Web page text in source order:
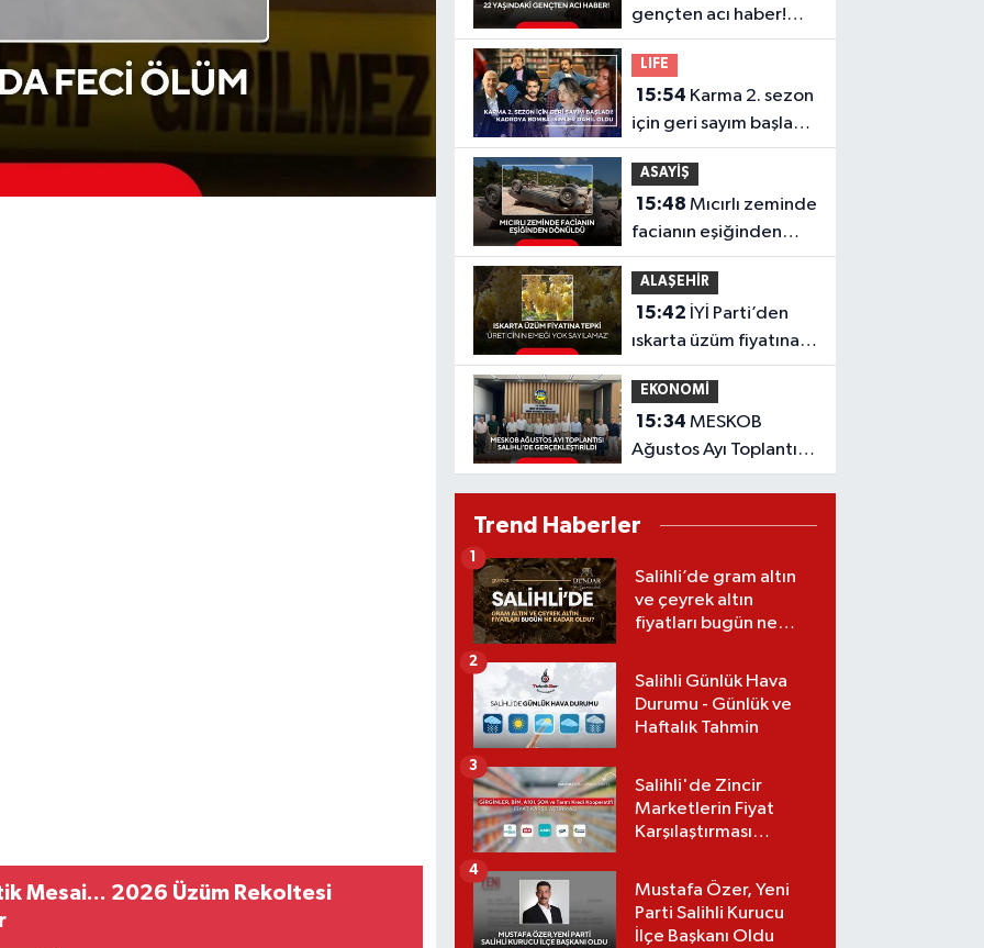
Mesai... 2026 Üzüm Rekoltesi
gençten acı haber!
Yeni aldığı motosiklet
sonu oldu
LIFE
15:54
için geri sayım başladı!
Kadroya bomba
isimler dahil oldu
ASAYİŞ
15:48 Mıcırlı zeminde
facianın eşiğinden
dönüldü
ALAŞEHİR
15:42
ıskarta üzüm fiyatına
tepki 'Üreticinin
emeği yok sayılamaz'
EKONOMİ
15:34 MESKOB
Ağustos Ayı Toplantısı
Salihli’de
Trend Haberler
Salihli’de gram altın
ve çeyrek altın
fiyatları bugün ne
(07.08.2026)
1
Salihli Günlük Hava
Durumu - Günlük ve
Haftalık Tahmin
2
Salihli'de Zincir
Marketlerin Fiyat
Karşılaştırması
3
Mustafa Özer, Yeni
Parti Salihli Kurucu
İlçe Başkanı Oldu
4